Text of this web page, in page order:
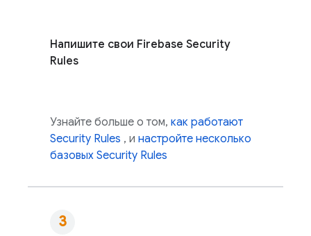
Напишите свои Firebase Security
Rules
Узнайте больше о том, как работают
Security Rules , и настройте несколько
базовых Security Rules